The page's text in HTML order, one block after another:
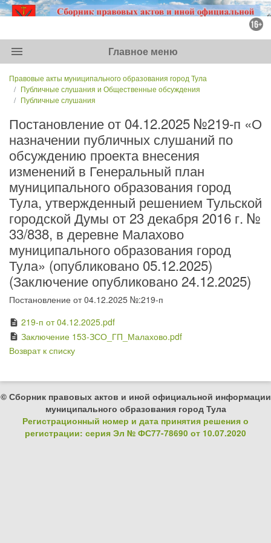
menu Главное меню
Правовые акты муниципального образования город Тула
Публичные слушания и Общественные обсуждения
Публичные слушания
Постановление от 04.12.2025 №219-п «О
назначении публичных слушаний по
обсуждению проекта внесения
изменений в Генеральный план
муниципального образования город
Тула, утвержденный решением Тульской
городской Думы от 23 декабря 2016 г. №
33/838, в деревне Малахово
муниципального образования город
Тула» (опубликовано 05.12.2025)
(Заключение опубликовано 24.12.2025)
Постановление от 04.12.2025 №:219-п
description 219-п от 04.12.2025.pdf
description Заключение 153-ЗСО_ГП_Малахово.pdf
Возврат к списку
© Сборник правовых актов и иной официальной информации
муниципального образования город Тула
Регистрационный номер и дата принятия решения о
регистрации: серия Эл № ФС77-78690 от 10.07.2020